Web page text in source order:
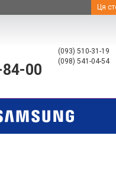
Ця
00
(093) 510-31-19
(098) 541-04-54